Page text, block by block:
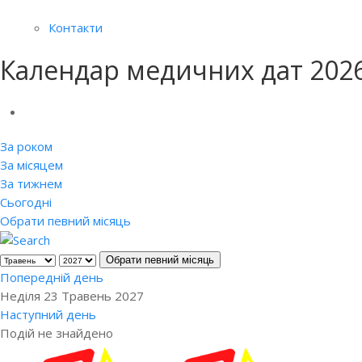
Контакти
Календар медичних дат
За роком
За місяцем
За тижнем
Сьогодні
Обрати певний місяць
Обрати певний місяць
Попередній день
Неділя 23 Травень 2027
Наступний день
Подій не знайдено